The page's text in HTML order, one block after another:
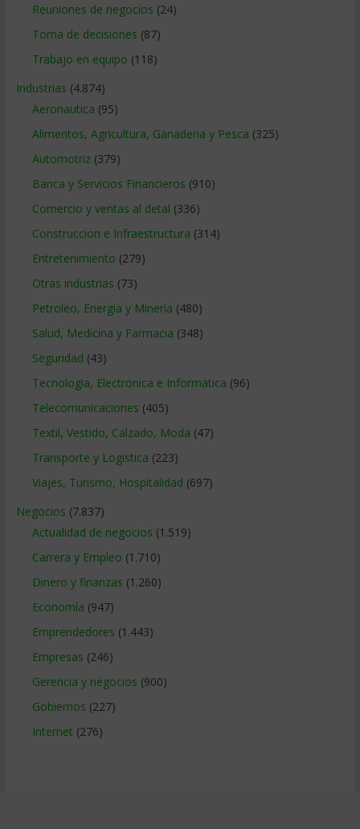
Reuniones de negocios (24)
Toma de decisiones (87)
Trabajo en equipo (118)
Industrias (4.874)
Aeronautica (95)
Alimentos, Agricultura, Ganaderia y Pesca (325)
Automotriz(379)
Banca y Servicios Financieros (910)
Comercio y ventas al detal (336)
Construccion e Infraestructura (314)
Entretenimiento (279)
Otras industrias (73)
Petroleo, Energia y Mineria (480)
Salud, Medicina y Farmacia (348)
Seguridad (43)
Tecnologia, Electronica e Informatica (96)
Telecomunicaciones (405)
Textil, Vestido, Calzado, Moda (47)
Transporte y Logistica (223)
Viajes, Turismo, Hospitalidad (697)
Negocios (7.837)
Actualidad de negocios (1.519)
Carrera y Empleo (1.710)
Dinero y finanzas (1.260)
Economía (947)
Emprendedores (1.443)
Empresas (246)
Gerencia y negocios (900)
Gobiernos (227)
Internet (276)